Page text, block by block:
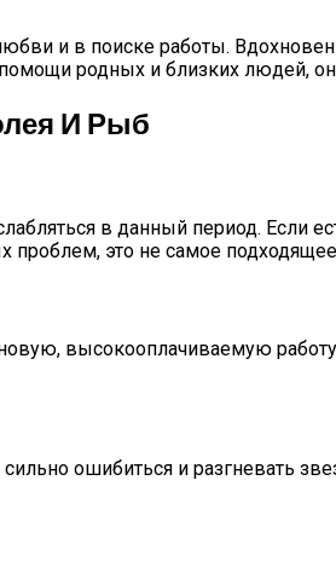
и в поиске работы.
родных и близких людей,
И Рыб
в данный период. Если
проблем, это не самое
высокооплачиваемую работу.
ошибиться и разгневать